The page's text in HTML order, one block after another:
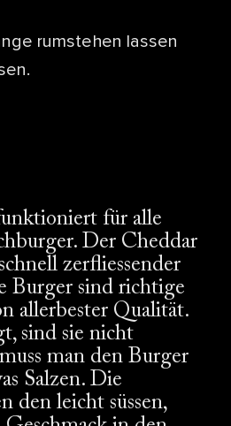
rumstehen lassen
für alle
Der Cheddar
zerfliessender
Burger sind richtige
allerbester Qualität.
sind sie nicht
man den Burger
Salzen. Die
den leicht süssen,